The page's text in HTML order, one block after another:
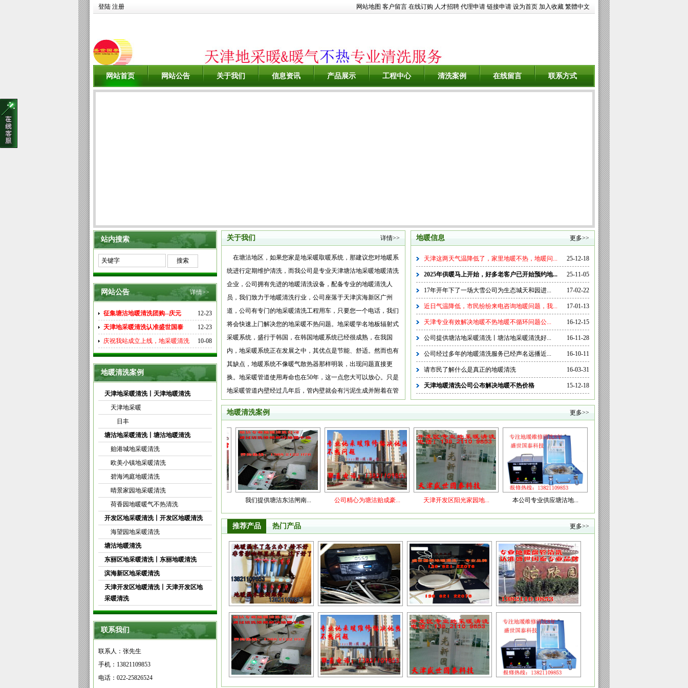
登陆 注册 网站地图 客户留言 在线订购 人才招聘 代理申请 链接申请 设为首页 加入收藏 繁體中文
网站首页 网站公告 关于我们 信息资讯 产品展示 工程中心 清洗案例 在线留言 联系方式
站内搜索
详情>>
网站公告
12-23
征集塘沽地暖清洗团购--庆元
12-23
天津地采暖清洗认准盛世国泰
10-08
庆祝我站成立上线，地采暖清洗
地暖清洗案例
天津地采暖清洗丨天津地暖清洗
天津地采暖
日丰
塘沽地采暖清洗丨塘沽地暖清洗
贻港城地采暖清洗
欧美小镇地采暖清洗
碧海鸿庭地暖清洗
晴景家园地采暖清洗
荷香园地暖暖气不热清洗
开发区地采暖清洗丨开发区地暖清洗
海望园地采暖清洗
塘沽地暖清洗
东丽区地采暖清洗丨东丽地暖清洗
滨海新区地采暖清洗
天津开发区地暖清洗丨天津开发区地
采暖清洗
联系我们
联系人：张先生
手机：13821109853
电话：022-25826524
详情>>
关于我们
在塘沽地区，如果您家是地采暖取暖系统，那建议您对地暖系
统进行定期维护清洗，而我公司是专业天津塘沽地采暖地暖清洗
企业，公司拥有先进的地暖清洗设备，配备专业的地暖清洗人
员，我们致力于地暖清洗行业，公司座落于天津滨海新区广州
道，公司有专门的地采暖清洗工程用车，只要您一个电话，我们
将会快速上门解决您的地采暖不热问题。地采暖学名地板辐射式
采暖系统，盛行于韩国，在韩国地暖系统已经很成熟，在我国
内，地采暖系统正在发展之中，其优点是节能、舒适。然而也有
其缺点，地暖系统不像暖气散热器那样明装，出现问题直接更
换。地采暖管道使用寿命也在50年，这一点您大可以放心。只是
地采暖管道内壁经过几年后，管内壁就会有污泥生成并附着在管
道内壁，（当然暖气片同样也会形成污泥污垢，只是暖气片内腔
较大，不太明显，不易察觉）降低采暖散热系数。导致地板热量
辐射降低。所以地采暖必须进行定期的清洗保养。经过专业的设
备，专业操作后，地暖就会恢复从前的性能，让您的居室温暖如
春。
更多>>
地暖信息
25-12-18
天津这两天气温降低了，家里地暖不热，地暖问...
25-11-05
2025年供暖马上开始，好多老客户已开始预约地...
17-02-22
17年开年下了一场大雪公司为生态城天和园进...
17-01-13
近日气温降低，市民纷纷来电咨询地暖问题，我...
16-12-15
天津专业有效解决地暖不热地暖不循环问题公...
16-11-28
公司提供塘沽地采暖清洗丨塘沽地采暖清洗好...
16-10-11
公司经过多年的地暖清洗服务已经声名远播近...
16-03-31
请市民了解什么是真正的地暖清洗
15-12-18
天津地暖清洗公司公布解决地暖不热价格
更多>>
地暖清洗案例
公司为塘沽新港华开里... 天津贻欣园地暖清洗受... 我们提供塘沽东沽闸南... 公司精心为塘沽贻成豪... 天津开发区阳光家园地... 本公司专业供应塘沽地... 公司在碧海鸿庭精心解...
更多>>
推荐产品 热门产品